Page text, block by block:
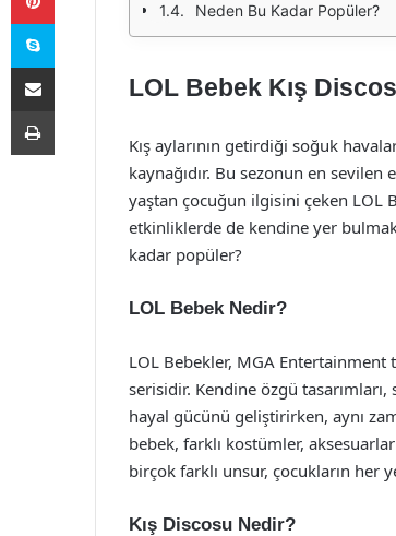
Neden Bu Kadar Popüler?
LOL Bebek Kış
Kış aylarının getirdiği soğuk
kaynağıdır. Bu sezonun en
yaştan çocuğun ilgisini çeken LOL
etkinliklerde de kendine yer
kadar popüler?
LOL Bebek Nedir?
LOL Bebekler, MGA Entertainment
serisidir. Kendine özgü
hayal gücünü geliştirirken, aynı
bebek, farklı kostümler,
birçok farklı unsur, çocukların her
Kış Discosu Nedir?
Skype
E-Posta ile paylaş